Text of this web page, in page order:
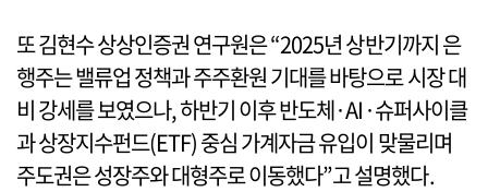
또 김현수 상상인증권 연구원은 “2025년 상반기까지 은
행주는 밸류업 정책과 주주환원 기대를 바탕으로 시장 대
비 강세를 보였으나, 하반기 이후 반도체·AI·슈퍼사이클
과 상장지수펀드(ETF) 중심 가계자금 유입이 맞물리며
주도권은 성장주와 대형주로 이동했다”고 설명했다.